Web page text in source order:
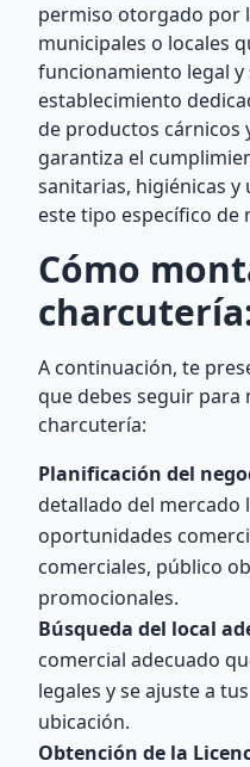
permiso otorgado por
municipales o locales
funcionamiento legal y
establecimiento
de productos cárnicos
garantiza el
sanitarias, higiénicas y
este tipo específico de
Cómo
A continuación, te
que debes seguir
charcutería:
Planificación del
detallado del mercado
oportunidades
comerciales, público
promocionales.
Búsqueda del local
comercial adecuado
legales y se ajuste a
ubicación.
Obtención de la